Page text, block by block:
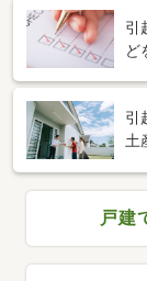
引
ど
引
土
戸建